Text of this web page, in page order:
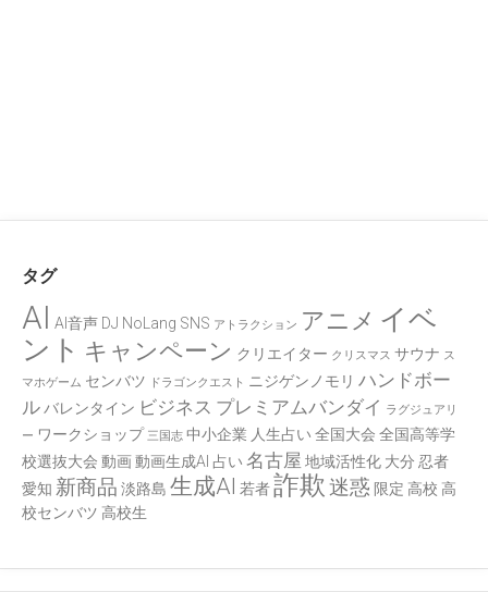
タグ
AI AI音声 DJ NoLang SNS アトラクション アニメ イベ
ント キャンペーン クリエイター クリスマス サウナ ス
マホゲーム センバツ ドラゴンクエスト ニジゲンノモリ ハンドボー
ルバレンタイン ビジネス プレミアムバンダイ ラグジュアリ
ー ワークショップ 三国志 中小企業 人生占い 全国大会 全国高等学
校選抜大会 動画動画生成AI 占い 名古屋 地域活性化 大分 忍者
愛知 新商品 淡路島 生成AI 若者詐欺 迷惑 限定 高校 高
校センバツ 高校生